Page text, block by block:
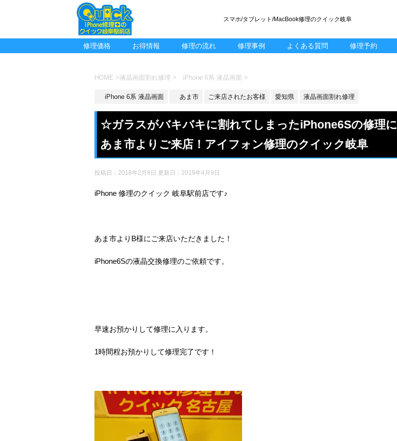
スマホ/タブレット/MacBook修理のクイック岐阜
修理価格 お得情報 修理の流れ 修理事例 よくある質問 修理予約
HOME >液晶画面割れ修理 > iPhone 6系 液晶画面 >
iPhone 6系 液晶画面 あま市 ご来店されたお客様 愛知県 液晶画面割れ修理
☆ガラスがバキバキに割れてしまったiPhone6Sの修理に
あま市よりご来店！アイフォン修理のクイック岐阜
投稿日：2018年2月8日 更新日： 2019年4月9日
iPhone 修理のクイック 岐阜駅前店です♪
あま市よりB様にご来店いただきました！
iPhone6Sの液晶交換修理のご依頼です。
早速お預かりして修理に入ります。
1時間程お預かりして修理完了です！